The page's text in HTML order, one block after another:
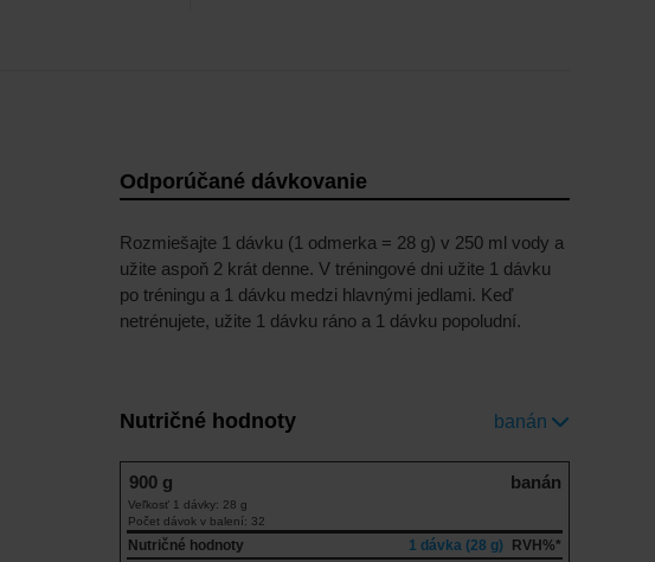
Odporúčané dávkovanie
Rozmiešajte 1 dávku (1 odmerka = 28 g) v 250 ml vody a
užite aspoň 2 krát denne. V tréningové dni užite 1 dávku
po tréningu a 1 dávku medzi hlavnými jedlami. Keď
netrénujete, užite 1 dávku ráno a 1 dávku popoludní.
Nutričné hodnoty banán
900 g banán
Veľkosť 1 dávky: 28 g
Počet dávok v balení: 32
Nutričné hodnoty 1 dávka (28 g)
RVH%*